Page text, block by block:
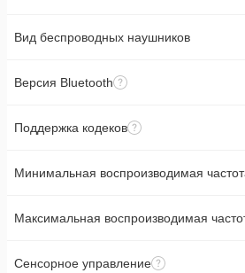
Вид беспроводных наушников
Версия Bluetooth
Поддержка кодеков
Минимальная воспроизводимая
Максимальная воспроизводимая
Сенсорное управление